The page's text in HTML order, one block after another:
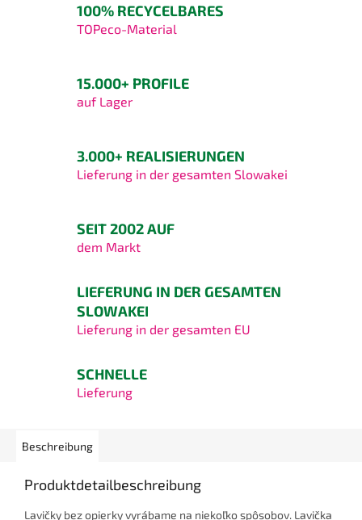
100% RECYCELBARES
TOPeco-Material
15.000+ PROFILE
auf Lager
3.000+ REALISIERUNGEN
Lieferung in der gesamten Slowakei
SEIT 2002 AUF
dem Markt
LIEFERUNG IN DER GESAMTEN
SLOWAKEI
Lieferung in der gesamten EU
SCHNELLE
Lieferung
Beschreibung
Produktdetailbeschreibung
Lavičky bez opierky vyrábame na niekoľko spôsobov. Lavička